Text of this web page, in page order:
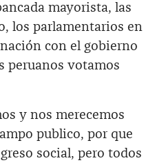
mayorista, las
los parlamentarios en
con el gobierno
peruanos votamos
y nos merecemos
publico, por que
social, pero todos